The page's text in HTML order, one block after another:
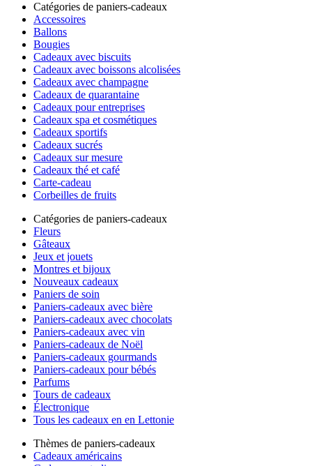
Catégories de paniers-cadeaux
Accessoires
Ballons
Bougies
Cadeaux avec biscuits
Cadeaux avec boissons alcolisées
Cadeaux avec champagne
Cadeaux de quarantaine
Cadeaux pour entreprises
Cadeaux spa et cosmétiques
Cadeaux sportifs
Cadeaux sucrés
Cadeaux sur mesure
Cadeaux thé et café
Carte-cadeau
Corbeilles de fruits
Catégories de paniers-cadeaux
Fleurs
Gâteaux
Jeux et jouets
Montres et bijoux
Nouveaux cadeaux
Paniers de soin
Paniers-cadeaux avec bière
Paniers-cadeaux avec chocolats
Paniers-cadeaux avec vin
Paniers-cadeaux de Noël
Paniers-cadeaux gourmands
Paniers-cadeaux pour bébés
Parfums
Tours de cadeaux
Électronique
Tous les cadeaux en en Lettonie
Thèmes de paniers-cadeaux
Cadeaux américains